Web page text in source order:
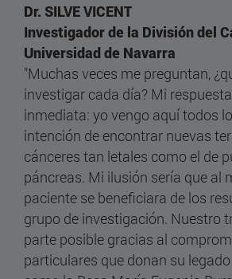
Dr. SILVE VICENT
Investigador de la División del
Universidad de Navarra
"Muchas veces me preguntan,
investigar cada día? Mi
inmediata: yo vengo aquí todos
intención de encontrar nuevas
cánceres tan letales como el de
páncreas. Mi ilusión sería que al
paciente se beneficiara de los
grupo de investigación. Nuestro
parte posible gracias al
particulares que donan su